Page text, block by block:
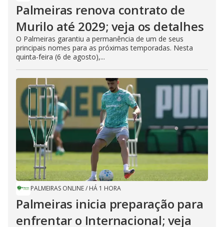
Palmeiras renova contrato de
Murilo até 2029; veja os detalhes
O Palmeiras garantiu a permanência de um de seus
principais nomes para as próximas temporadas. Nesta
quinta-feira (6 de agosto),...
PALMEIRAS ONLINE/ HÁ 1 HORA
Palmeiras inicia preparação para
enfrentar o Internacional; veja